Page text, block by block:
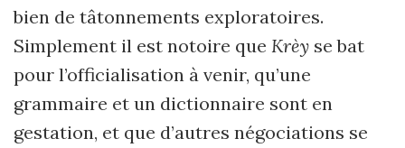
bien de tâtonnements exploratoires.
Simplement il est notoire que Krèy se bat
pour l’officialisation à venir, qu’une
grammaire et un dictionnaire sont en
gestation, et que d’autres négociations se